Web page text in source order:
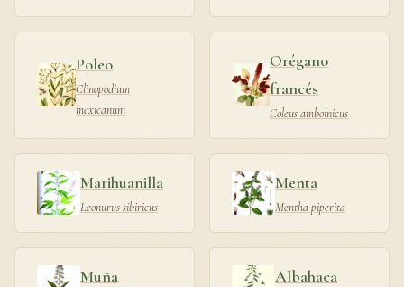
Poleo
Clinopodium
mexicanum
Orégano
francés
Coleus amboinicus
Marihuanilla
Leonurus sibiricus
Menta
Mentha piperita
Muña Albahaca